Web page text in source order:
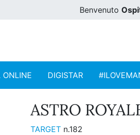
Benvenuto
ONLINE DIGISTAR
ASTRO
TARGET n.182